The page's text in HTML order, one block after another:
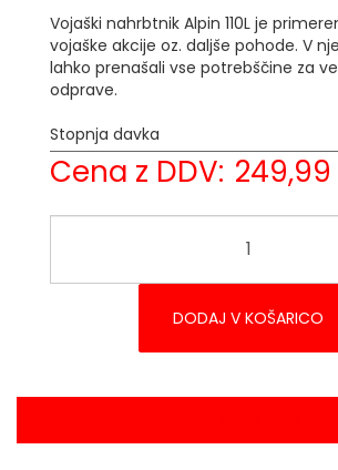
Vojaški nahrbtnik Alpin 110L je
vojaške akcije oz. daljše pohode. V
lahko prenašali vse potrebščine za
odprave.
Stopnja davka
Cena z DDV:
DODAJ V KOŠARICO